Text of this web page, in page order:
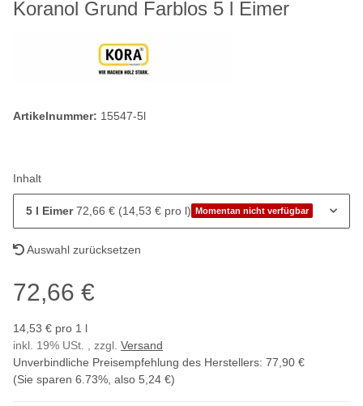
Koranol Grund Farblos 5 l Eimer
Artikelnummer: 15547-5l
Inhalt
5 l Eimer 72,66 € (14,53 € pro l) Momentan nicht verfügbar
Auswahl zurücksetzen
72,66 €
14,53 € pro 1 l
inkl. 19% USt. , zzgl. Versand
Unverbindliche Preisempfehlung des Herstellers: 77,90 €
(Sie sparen 6.73% , also 5,24 €)